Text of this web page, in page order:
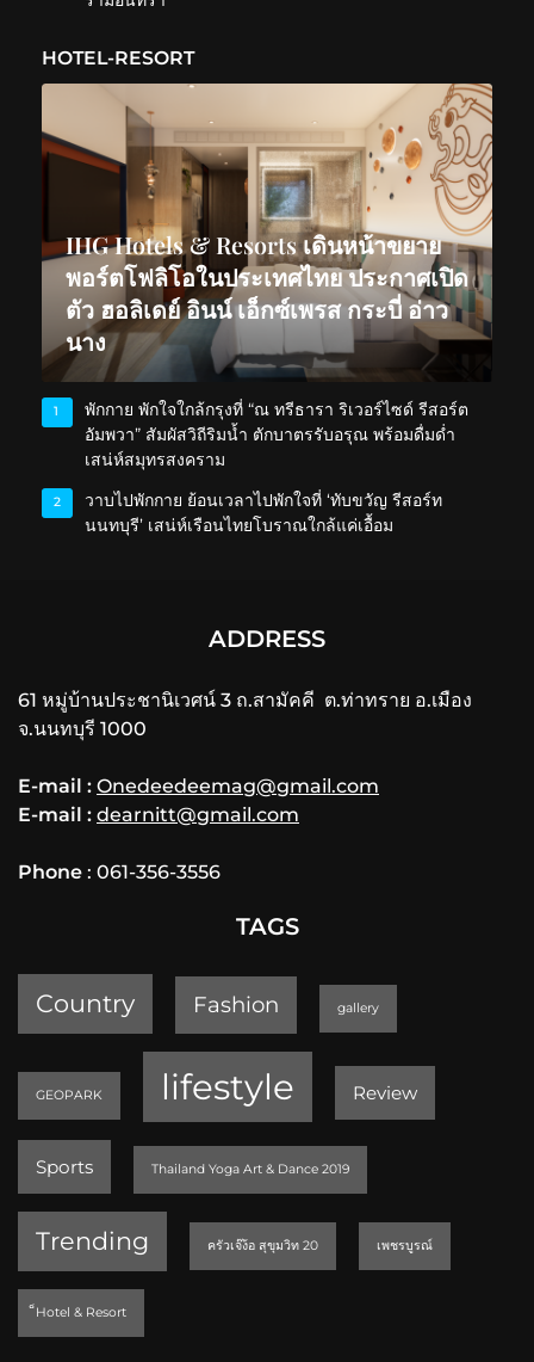
HOTEL-RESORT
IHG Hotels & Resorts เดินหน้าขยาย
พอร์ตโฟลิโอในประเทศไทย ประกาศเปิด
ตัว ฮอลิเดย์ อินน์ เอ็กซ์เพรส กระบี่ อ่าว
นาง
1
พักกาย พักใจใกล้กรุงที่ “ณ ทรีธารา ริเวอร์ไซด์ รีสอร์ต
อัมพวา” สัมผัสวิถีริมน้ำ ตักบาตรรับอรุณ พร้อมดื่มด่ำ
เสน่ห์สมุทรสงคราม
2
วาบไปพักกาย ย้อนเวลาไปพักใจที่ ‘ทับขวัญ รีสอร์ท
นนทบุรี’ เสน่ห์เรือนไทยโบราณใกล้แค่เอื้อม
ADDRESS
61 หมู่บ้านประชานิเวศน์ 3 ถ.สามัคคี ต.ท่าทราย อ.เมือง
จ.นนทบุรี 1000
E-mail : Onedeedeemag@gmail.com
E-mail : dearnitt@gmail.com
Phone : 061-356-3556
TAGS
Country Fashion gallery
GEOPARK lifestyle Review
Sports Thailand Yoga Art & Dance 2019
Trending ครัวเจ๊ง้อ สุขุมวิท 20 เพชรบูรณ์
็Hotel & Resort